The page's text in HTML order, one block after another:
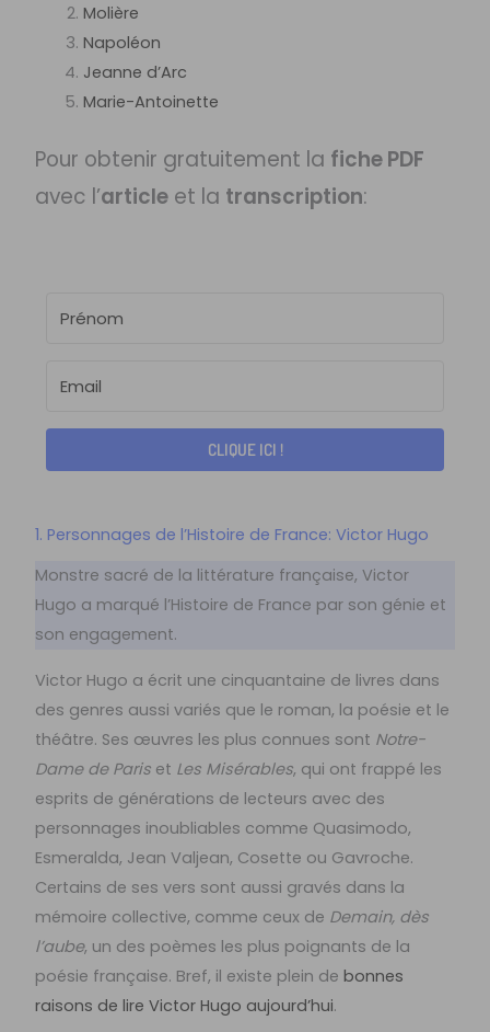
Molière
Napoléon
Jeanne d’Arc
Marie-Antoinette
Pour obtenir gratuitement la fiche PDF
avec l’article et la transcription:
CLIQUE ICI !
1. Personnages de l’Histoire de France: Victor Hugo
Monstre sacré de la littérature française, Victor
Hugo a marqué l’Histoire de France par son génie et
son engagement.
Victor Hugo a écrit une cinquantaine de livres dans
des genres aussi variés que le roman, la poésie et le
théâtre. Ses œuvres les plus connues sont Notre-
Dame de Paris et Les Misérables, qui ont frappé les
esprits de générations de lecteurs avec des
personnages inoubliables comme Quasimodo,
Esmeralda, Jean Valjean, Cosette ou Gavroche.
Certains de ses vers sont aussi gravés dans la
mémoire collective, comme ceux de Demain, dès
l’aube, un des poèmes les plus poignants de la
poésie française. Bref, il existe plein debonnes
raisons de lire Victor Hugo aujourd’hui.